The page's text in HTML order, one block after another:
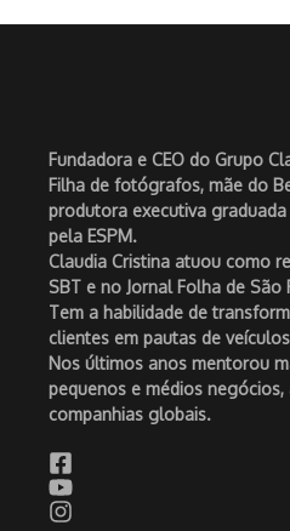
Fundadora e CEO do Grupo
Filha de fotógrafos, mãe do
produtora executiva
pela ESPM.
Claudia Cristina atuou como
SBT e no Jornal Folha de São
Tem a habilidade de
clientes em pautas de
Nos últimos anos mentorou
pequenos e médios negócios,
companhias globais.